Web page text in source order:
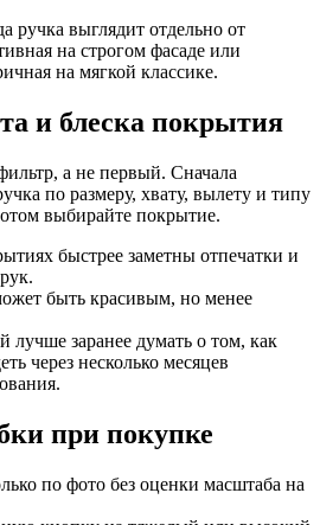
ручка выглядит отдельно от
на строгом фасаде или
на мягкой классике.
и блеска покрытия
а не первый. Сначала
по размеру, хвату, вылету и типу
выбирайте покрытие.
быстрее заметны отпечатки и
быть красивым, но менее
лучше заранее думать о том, как
через несколько месяцев
при покупке
по фото без оценки масштаба на